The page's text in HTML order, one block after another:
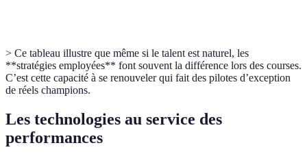
> Ce tableau illustre que même si le talent est naturel, les
**stratégies employées** font souvent la différence lors des courses.
C’est cette capacité à se renouveler qui fait des pilotes d’exception
de réels champions.
Les technologies au service des
performances